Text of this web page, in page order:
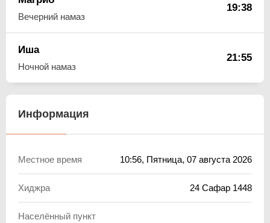
Вечерний намаз
19:38
Иша
Ночной намаз
21:55
Информация
Местное время 10:56, Пятница, 07 августа 2026
Хиджра 24 Сафар 1448
Населённый пункт